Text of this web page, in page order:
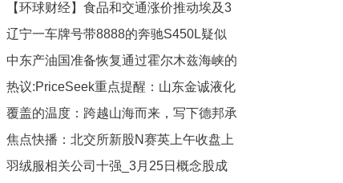
内动力电池装车量56.5GWh 环比增长
114.9% 焦点热闻
【环球财经】食品和交通涨价推动埃及3
月通胀率升至13.5%
辽宁一车牌号带8888的奔驰S450L疑似
作为陪葬品下葬，当地民政局：已了解，
正在核实
中东产油国准备恢复通过霍尔木兹海峡的
石油出口-每日速递
热议:PriceSeek重点提醒：山东金诚液化
气报价下调300元
覆盖的温度：跨越山海而来，写下德邦承
诺
焦点快播：北交所新股N赛英上午收盘上
涨127.07% 半日换手率71.50%
羽绒服相关公司十强_3月25日概念股成